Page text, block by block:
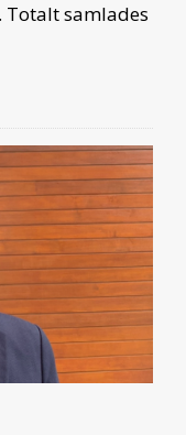
samlades